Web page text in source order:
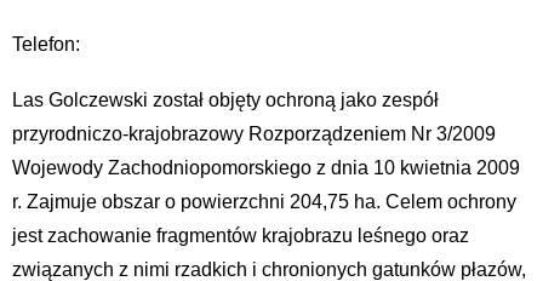
Telefon:
Las Golczewski został objęty ochroną jako zespół
przyrodniczo-krajobrazowy Rozporządzeniem Nr 3/2009
Wojewody Zachodniopomorskiego z dnia 10 kwietnia 2009
r. Zajmuje obszar o powierzchni 204,75 ha. Celem ochrony
jest zachowanie fragmentów krajobrazu leśnego oraz
związanych z nimi rzadkich i chronionych gatunków płazów,